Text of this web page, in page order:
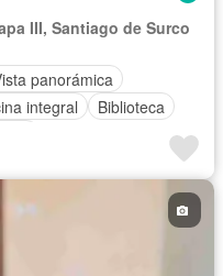
III, Santiago de Surco
panorámica
integral
Biblioteca